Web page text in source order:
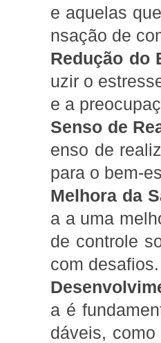
e aquelas
nsação de
Redução do
uzir o
e a
Senso de
enso de
para o bem-
Melhora da
a a uma
de controle
com desafios.
a é
dáveis,